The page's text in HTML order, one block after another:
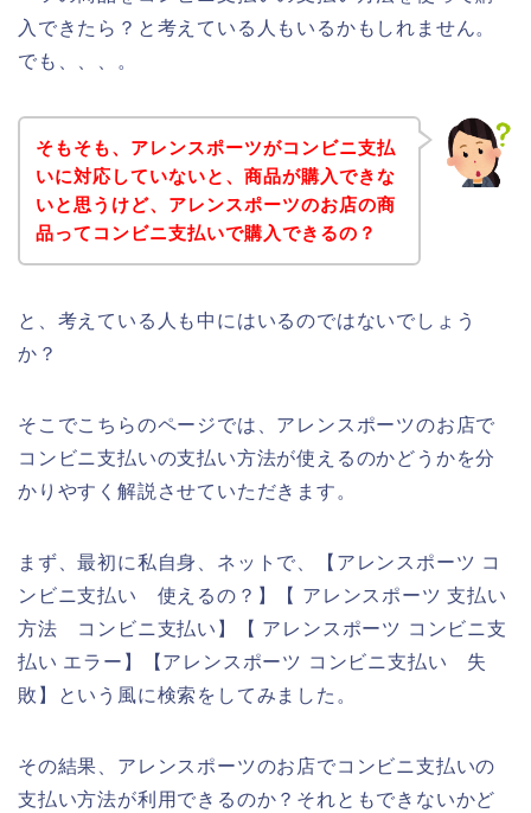
入できたら？と考えている人もいるかもしれません。
でも、、、。
そもそも、アレンスポーツがコンビニ支払
いに対応していないと、商品が購入できな
いと思うけど、アレンスポーツのお店の商
品ってコンビニ支払いで購入できるの？
と、考えている人も中にはいるのではないでしょう
か？
そこでこちらのページでは、アレンスポーツのお店で
コンビニ支払いの支払い方法が使えるのかどうかを分
かりやすく解説させていただきます。
まず、最初に私自身、ネットで、【アレンスポーツ コ
ンビニ支払い 使えるの？】【 アレンスポーツ 支払い
方法 コンビニ支払い】【 アレンスポーツ コンビニ支
払い エラー】【アレンスポーツ コンビニ支払い 失
敗】という風に検索をしてみました。
その結果、アレンスポーツのお店でコンビニ支払いの
支払い方法が利用できるのか？それともできないかど